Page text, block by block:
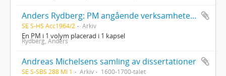
Anders Rydberg: PM angående verksamheten vid Staats- und Universitätsbibliothek i Hamburg
SE S-HS Acc1964/2 Arkiv
En PM i 1 volym placerad i 1 kapsel
Rydberg, Anders
Andreas Michelsens samling av dissertationer
SE S-SBS 288 Mi 1 Arkiv 1600-1700-talet